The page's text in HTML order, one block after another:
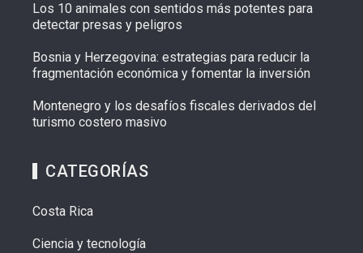
Los 10 animales con sentidos más potentes para
detectar presas y peligros
Bosnia y Herzegovina: estrategias para reducir la
fragmentación económica y fomentar la inversión
Montenegro y los desafíos fiscales derivados del
turismo costero masivo
CATEGORÍAS
Costa Rica
Ciencia y tecnología